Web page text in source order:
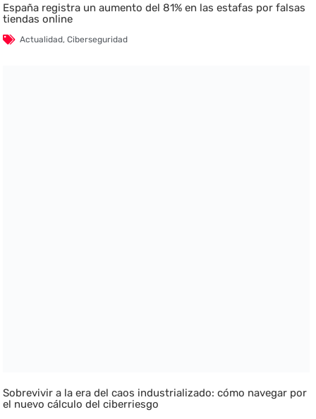
España registra un aumento del 81% en las estafas por falsas
tiendas online
Actualidad,Ciberseguridad
Sobrevivir a la era del caos industrializado: cómo navegar por
el nuevo cálculo del ciberriesgo